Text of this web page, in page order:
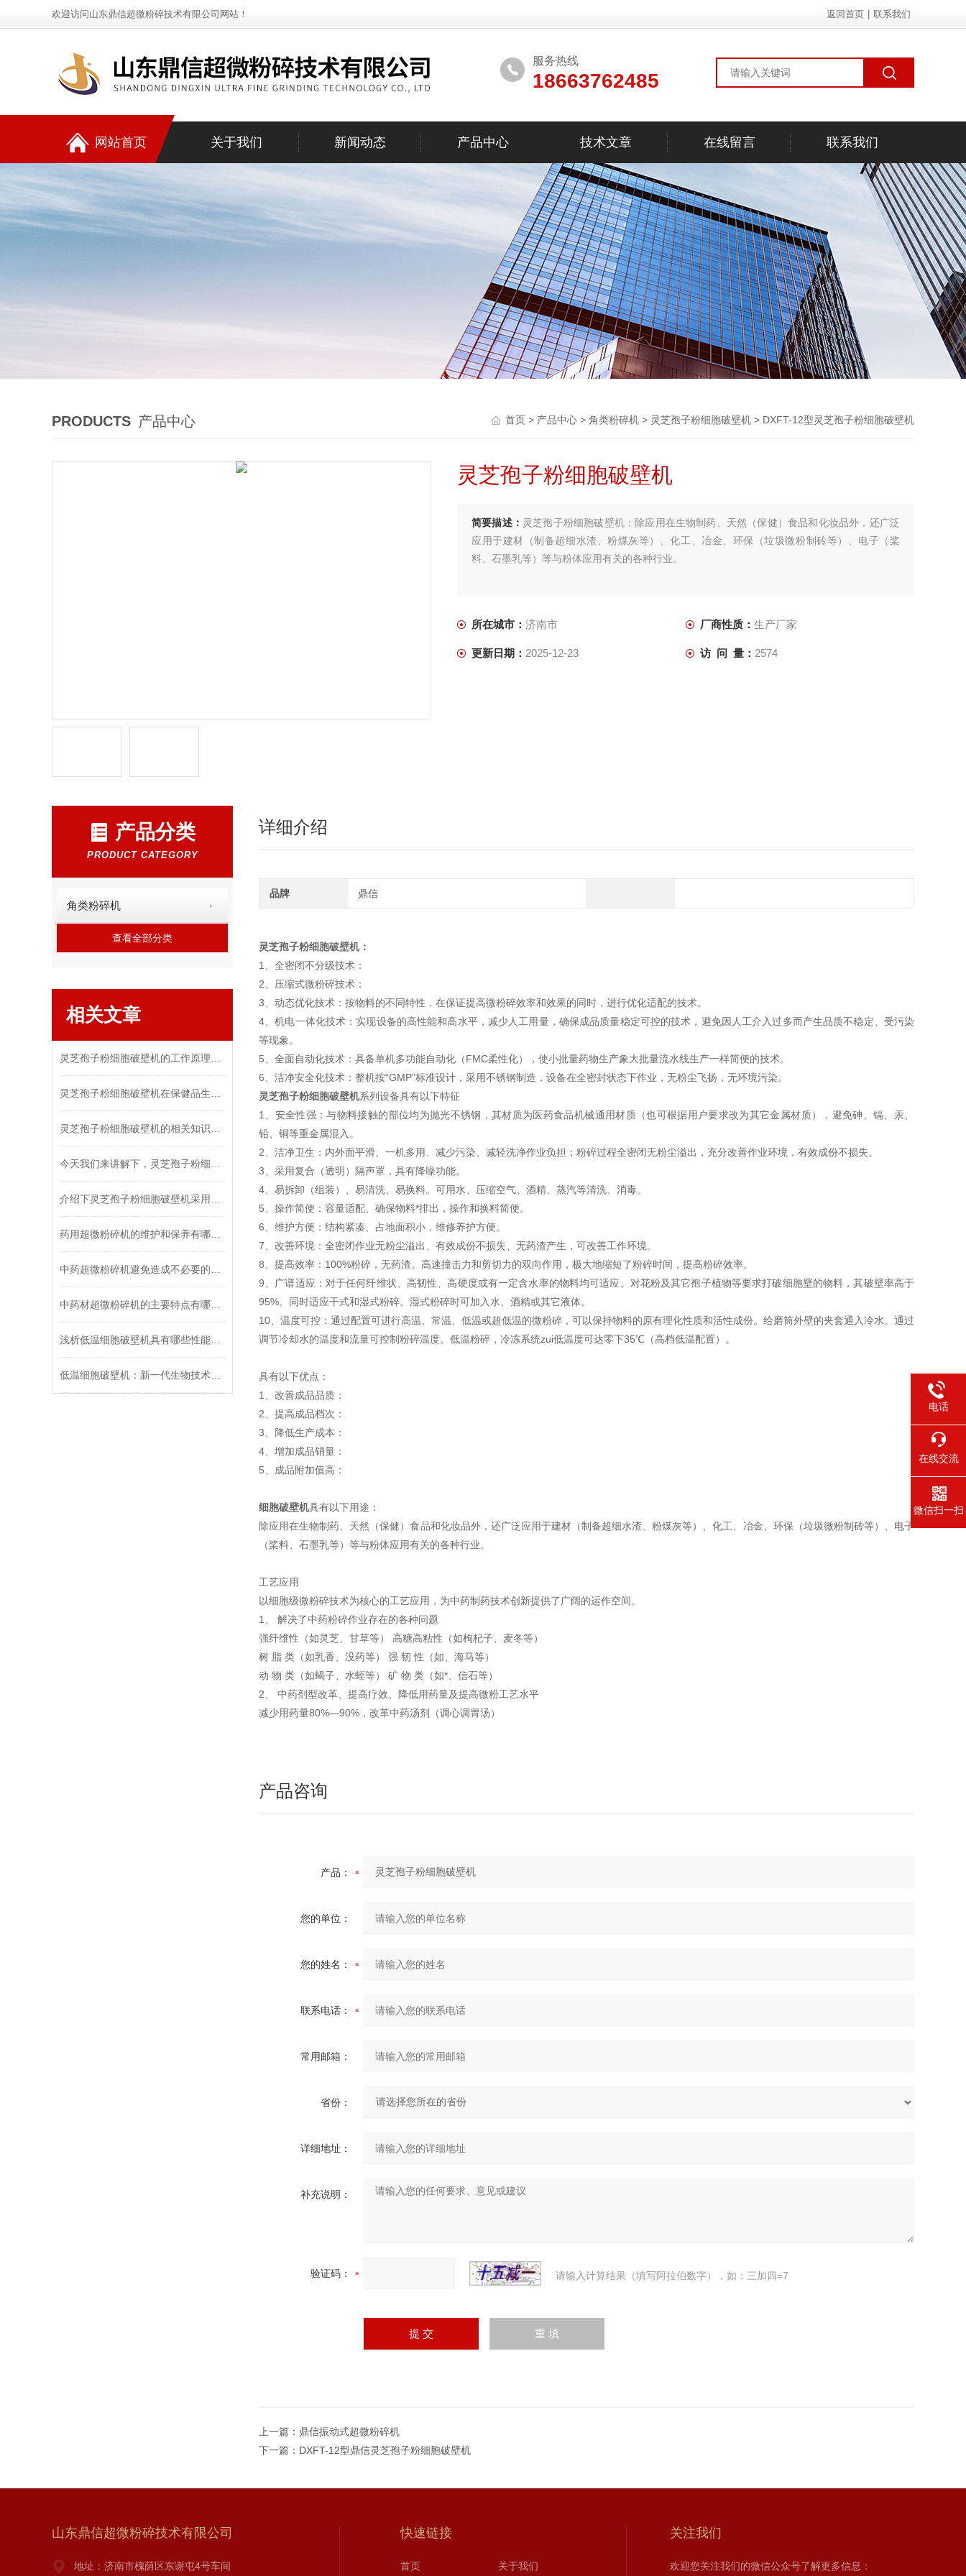
欢迎访问山东鼎信超微粉碎技术有限公司网站！ 返回首页 联系我们
服务热线
18663762485
网站首页 关于我们 新闻动态 产品中心 技术文章 在线留言 联系我们
PRODUCTS 产品中心 首页 > 产品中心 > 角类粉碎机 > 灵芝孢子粉细胞破壁机 > DXFT-12型灵芝孢子粉细胞破壁机
灵芝孢子粉细胞破壁机
简要描述： 灵芝孢子粉细胞破壁机：除应用在生物制药、天然（保健）食品和化妆品外，还广泛
应用于建材（制备超细水渣、粉煤灰等）、化工、冶金、环保（垃圾微粉制砖等）、电子（桨
料、石墨乳等）等与粉体应用有关的各种行业。
所在城市： 济南市 厂商性质： 生产厂家
更新日期： 2025-12-23 访 问 量： 2574
产品分类
PRODUCT CATEGORY
角类粉碎机
查看全部分类
相关文章
详细介绍
品牌 鼎信
灵芝孢子粉细胞破壁机：
1、全密闭不分级技术：
2、压缩式微粉碎技术：
3、动态优化技术：按物料的不同特性，在保证提高微粉碎效率和效果的同时，进行优化适配的技术。
4、机电一体化技术：实现设备的高性能和高水平，减少人工用量，确保成品质量稳定可控的技术，避免因人工介入过多而产生品质不稳定、受污染
等现象。
5、全面自动化技术：具备单机多功能自动化（FMC柔性化），使小批量药物生产象大批量流水线生产一样简便的技术。
6、洁净安全化技术：整机按“GMP”标准设计，采用不锈钢制造，设备在全密封状态下作业，无粉尘飞扬，无环境污染。
灵芝孢子粉细胞破壁机系列设备具有以下特征
1、安全性强：与物料接触的部位均为抛光不锈钢，其材质为医药食品机械通用材质（也可根据用户要求改为其它金属材质），避免砷、镉、汞、
铅、铜等重金属混入。
2、洁净卫生：内外面平滑、一机多用、减少污染、减轻洗净作业负担；粉碎过程全密闭无粉尘溢出，充分改善作业环境，有效成份不损失。
3、采用复合（透明）隔声罩，具有降噪功能。
4、易拆卸（组装）、易清洗、易换料。可用水、压缩空气、酒精、蒸汽等清洗、消毒。
5、操作简便：容量适配、确保物料*排出，操作和换料简便。
6、维护方便：结构紧凑、占地面积小，维修养护方便。
7、改善环境：全密闭作业无粉尘溢出、有效成份不损失、无药渣产生，可改善工作环境。
8、提高效率：100%粉碎，无药渣。高速撞击力和剪切力的双向作用，极大地缩短了粉碎时间，提高粉碎效率。
9、广谱适应：对于任何纤维状、高韧性、高硬度或有一定含水率的物料均可适应。对花粉及其它孢子植物等要求打破细胞壁的物料，其破壁率高于
95%。同时适应干式和湿式粉碎。湿式粉碎时可加入水、酒精或其它液体。
10、温度可控：通过配置可进行高温、常温、低温或超低温的微粉碎，可以保持物料的原有理化性质和活性成份。给磨筒外壁的夹套通入冷水。通过
调节冷却水的温度和流量可控制粉碎温度。低温粉碎，冷冻系统zui低温度可达零下35℃（高档低温配置）。
具有以下优点：
1、改善成品品质：
2、提高成品档次：
3、降低生产成本：
4、增加成品销量：
5、成品附加值高：
细胞破壁机具有以下用途：
除应用在生物制药、天然（保健）食品和化妆品外，还广泛应用于建材（制备超细水渣、粉煤灰等）、化工、冶金、环保（垃圾微粉制砖等）、电子
（桨料、石墨乳等）等与粉体应用有关的各种行业。
工艺应用
以细胞级微粉碎技术为核心的工艺应用，为中药制药技术创新提供了广阔的运作空间。
1、 解决了中药粉碎作业存在的各种问题
强纤维性（如灵芝、甘草等） 高糖高粘性（如枸杞子、麦冬等）
树 脂 类（如乳香、没药等） 强 韧 性（如、海马等）
动 物 类（如蝎子、水蛭等） 矿 物 类（如*、信石等）
2、 中药剂型改革、提高疗效、降低用药量及提高微粉工艺水平
减少用药量80%—90%，改革中药汤剂（调心调胃汤）
产品咨询
产品：
您的单位：
您的姓名：
联系电话：
常用邮箱：
省份：
详细地址：
补充说明：
验证码： 请输入计算结果（填写阿拉伯数字），如：三加四=7
上一篇： 鼎信振动式超微粉碎机
下一篇： DXFT-12型鼎信灵芝孢子粉细胞破壁机
山东鼎信超微粉碎技术有限公司
地址：济南市槐荫区东谢屯4号车间
快速链接
首页 关于我们
关注我们
欢迎您关注我们的微信公众号了解更多信息：
电话
在线交流
微信扫一扫